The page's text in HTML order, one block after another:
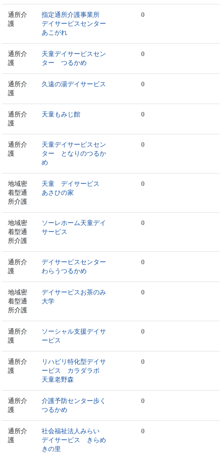
通所介
護
指定通所介護事業所
デイサービスセンター
あこがれ
0
通所介
護
天童デイサービスセン
ター つるかめ
0
通所介
護
久遠の湯デイサービス 0
通所介
護
天童もみじ館 0
通所介
護
天童デイサービスセン
ター となりのつるか
め
0
地域密
着型通
所介護
天童 デイサービス
あさひの家
0
地域密
着型通
所介護
ソーレホーム天童デイ
サービス
0
通所介
護
デイサービスセンター
わらうつるかめ
0
地域密
着型通
所介護
デイサービスお茶のみ
大学
0
通所介
護
ソーシャル支援デイサ
ービス
0
通所介
護
リハビリ特化型デイサ
ービス カラダラボ
天童老野森
0
通所介
護
介護予防センター歩く
つるかめ
0
通所介
護
社会福祉法人みらい
デイサービス きらめ
きの里
0